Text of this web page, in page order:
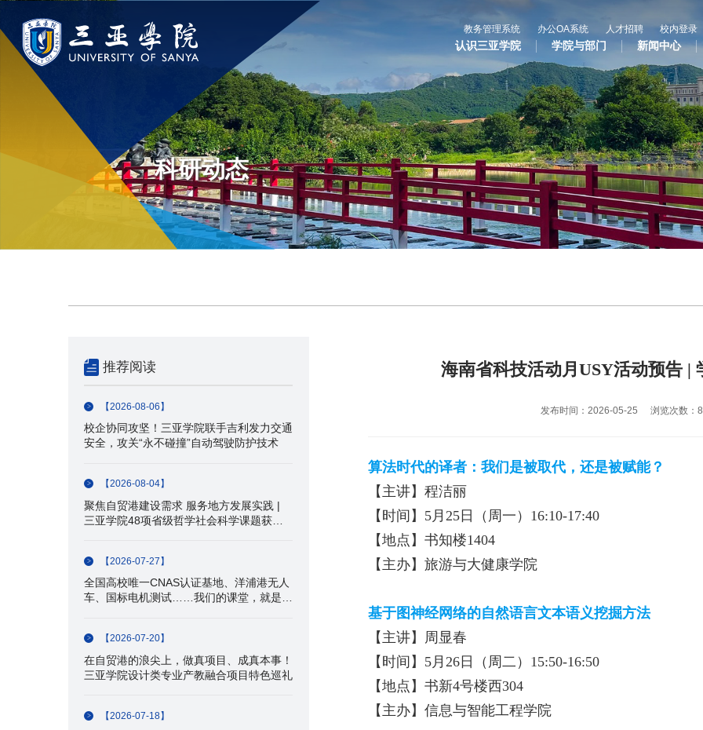
教务管理系统 办公OA系统 人才招聘 校内登录
认识三亚学院 学院与部门 新闻中心
认识三亚学院
校风与校训
校园风景
学院与部门
学院
部门
新闻中心
新闻速递
传媒视点
校园地图
USY印象
教与学
专业设置
辅修专业
语言文字网
科学研究
科研平台
科研项目
科研奖项
国
国际
三亚学院
科研动态
海南省科技活动月USY活动预告 |
发布时间：2026-05-25 浏览次数：
算法时代的译者：我们是被取代，还是被赋能？
【主讲】程洁丽
【时间】5月25日（周一）16:10-17:40
【地点】书知楼1404
【主办】旅游与大健康学院
基于图神经网络的自然语言文本语义挖掘方法
【主讲】周显春
【时间】5月26日（周二）15:50-16:50
【地点】书新4号楼西304
【主办】信息与智能工程学院
推荐阅读
【2026-08-06】
校企协同攻坚！三亚学院联手吉利发力交通
安全，攻关“永不碰撞”自动驾驶防护技术
【2026-08-04】
聚焦自贸港建设需求 服务地方发展实践 |
三亚学院48项省级哲学社会科学课题获批
【2026-07-27】
全国高校唯一CNAS认证基地、洋浦港无人
车、国标电机测试……我们的课堂，就是产
【2026-07-20】
在自贸港的浪尖上，做真项目、成真本事！
三亚学院设计类专业产教融合项目特色巡礼
【2026-07-18】